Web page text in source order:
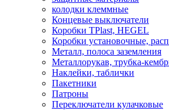
колодки клеммные
Концевые выключатели
Коробки TPlast, HEGEL
Коробки установочные,
Металл, полоса заземления
Металлорукав, трубка-
Наклейки, таблички
Пакетники
Патроны
Переключатели кулачковые